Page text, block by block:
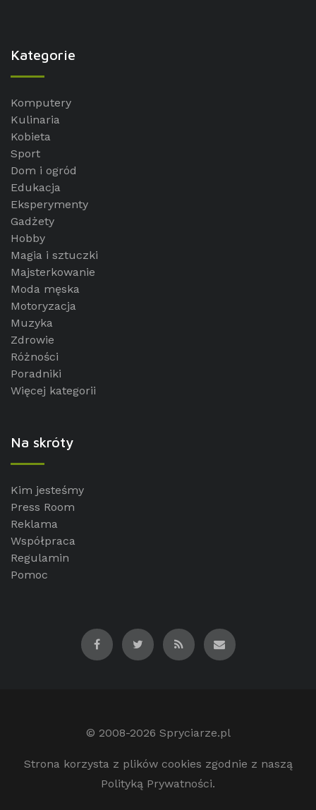
Kategorie
Komputery
Kulinaria
Kobieta
Sport
Dom i ogród
Edukacja
Eksperymenty
Gadżety
Hobby
Magia i sztuczki
Majsterkowanie
Moda męska
Motoryzacja
Muzyka
Zdrowie
Różności
Poradniki
Więcej kategorii
Na skróty
Kim jesteśmy
Press Room
Reklama
Współpraca
Regulamin
Pomoc
© 2008-2026 Spryciarze.pl
Strona korzysta z plików cookies zgodnie z naszą
Polityką Prywatności.